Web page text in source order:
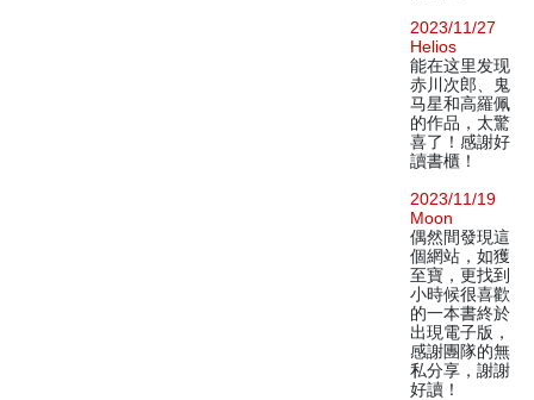
2023/11/27
Helios
能在这里发现
赤川次郎、鬼
马星和高羅佩
的作品，太驚
喜了！感謝好
讀書櫃！
2023/11/19
Moon
偶然間發現這
個網站，如獲
至寶，更找到
小時候很喜歡
的一本書終於
出現電子版，
感謝團隊的無
私分享，謝謝
好讀！